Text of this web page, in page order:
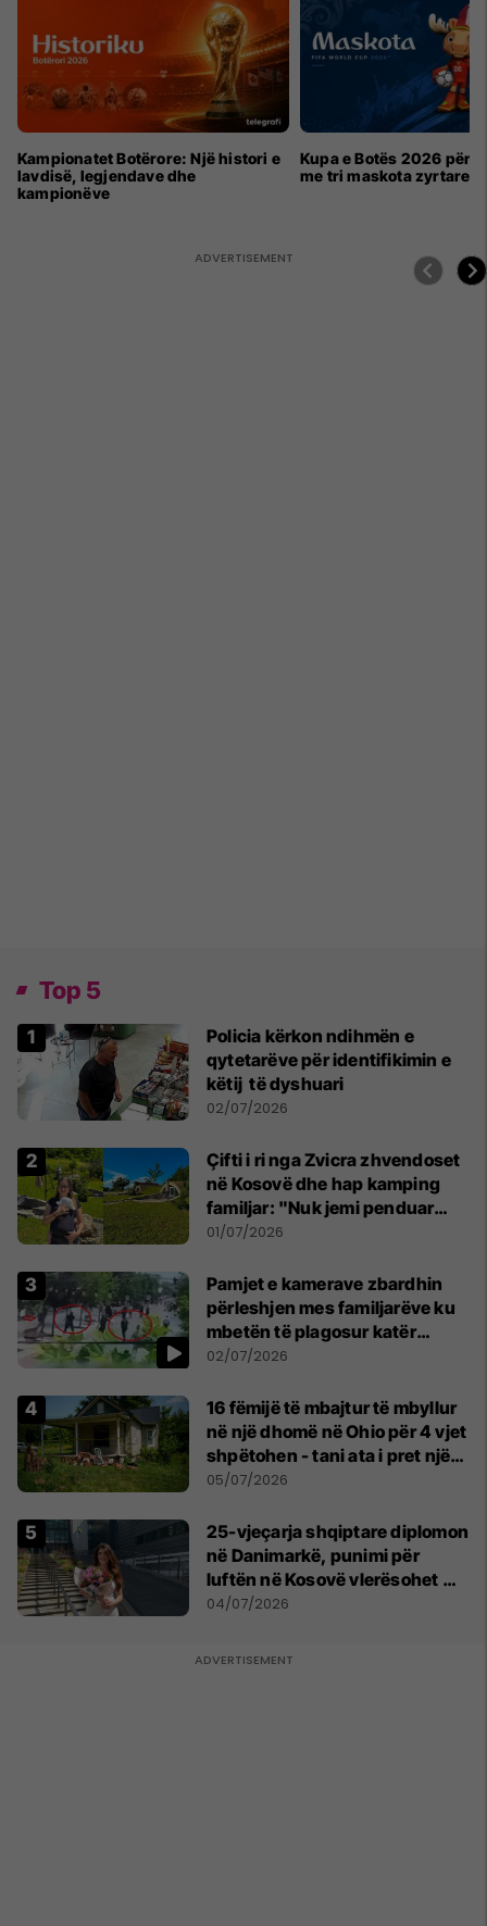
Kampionatet Botërore: Një histori e
lavdisë, legjendave dhe
kampionëve
Kupa e Botës 2026 për
me tri maskota zyrtare
Top 5
Policia kërkon ndihmën e
qytetarëve për identifikimin e
këtij të dyshuari
02/07/2026
Çifti i ri nga Zvicra zhvendoset
në Kosovë dhe hap kamping
familjar: "Nuk jemi penduar
asnjë ditë"
01/07/2026
Pamjet e kamerave zbardhin
përleshjen mes familjarëve ku
mbetën të plagosur katër
persona
02/07/2026
16 fëmijë të mbajtur të mbyllur
në një dhomë në Ohio për 4 vjet
shpëtohen - tani ata i pret një
sfidë e madhe
05/07/2026
25-vjeçarja shqiptare diplomon
në Danimarkë, punimi për
luftën në Kosovë vlerësohet me
notën më të lartë
04/07/2026